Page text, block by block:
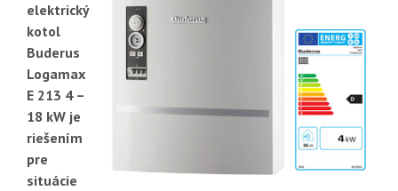
elektrický
kotol
Buderus
Logamax
E 213 4 –
18 kW je
riešením
pre
situácie